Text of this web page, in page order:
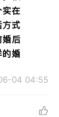
实在
方式
婚后
的婚
04 04:55